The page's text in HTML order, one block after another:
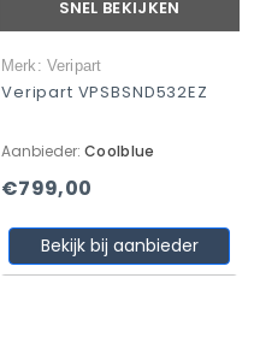
SNEL BEKIJKEN
Merk: Veripart
Veripart VPSBSND532EZ
Aanbieder: Coolblue
€799,00
Bekijk bij aanbieder